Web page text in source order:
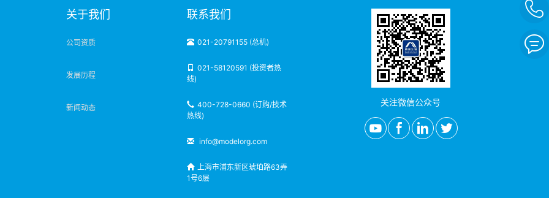
关于我们
公司资质
发展历程
新闻动态
联系我们
021-20791155 (总机)
021-58120591 (投资者热
线)
400-728-0660 (订购/技术
热线)
info@modelorg.com
上海市浦东新区琥珀路63弄
1号6层
关注微信公众号